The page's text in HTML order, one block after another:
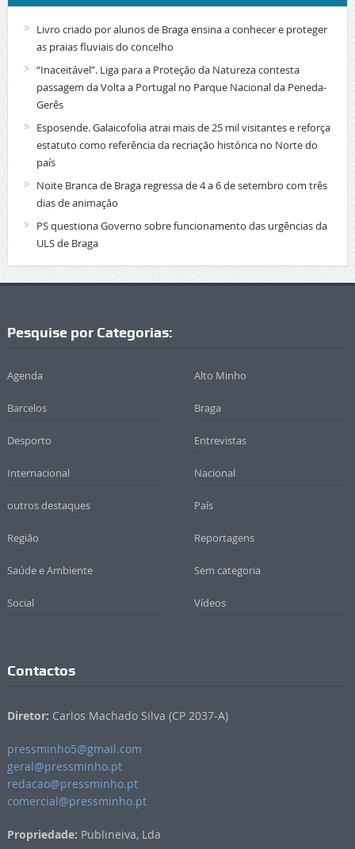
Livro criado por alunos de Braga ensina a conhecer e proteger
as praias fluviais do concelho
“Inaceitável”. Liga para a Proteção da Natureza contesta
passagem da Volta a Portugal no Parque Nacional da Peneda-
Gerês
Esposende. Galaicofolia atrai mais de 25 mil visitantes e reforça
estatuto como referência da recriação histórica no Norte do
país
Noite Branca de Braga regressa de 4 a 6 de setembro com três
dias de animação
PS questiona Governo sobre funcionamento das urgências da
ULS de Braga
Pesquise por Categorias:
Agenda Alto Minho
Barcelos Braga
Desporto Entrevistas
Internacional Nacional
outros destaques País
Região Reportagens
Saúde e Ambiente Sem categoria
Social Vídeos
Contactos
Diretor: Carlos Machado Silva (CP 2037-A)
pressminho5@gmail.com
geral@pressminho.pt
redacao@pressminho.pt
comercial@pressminho.pt
Propriedade: Publineiva, Lda